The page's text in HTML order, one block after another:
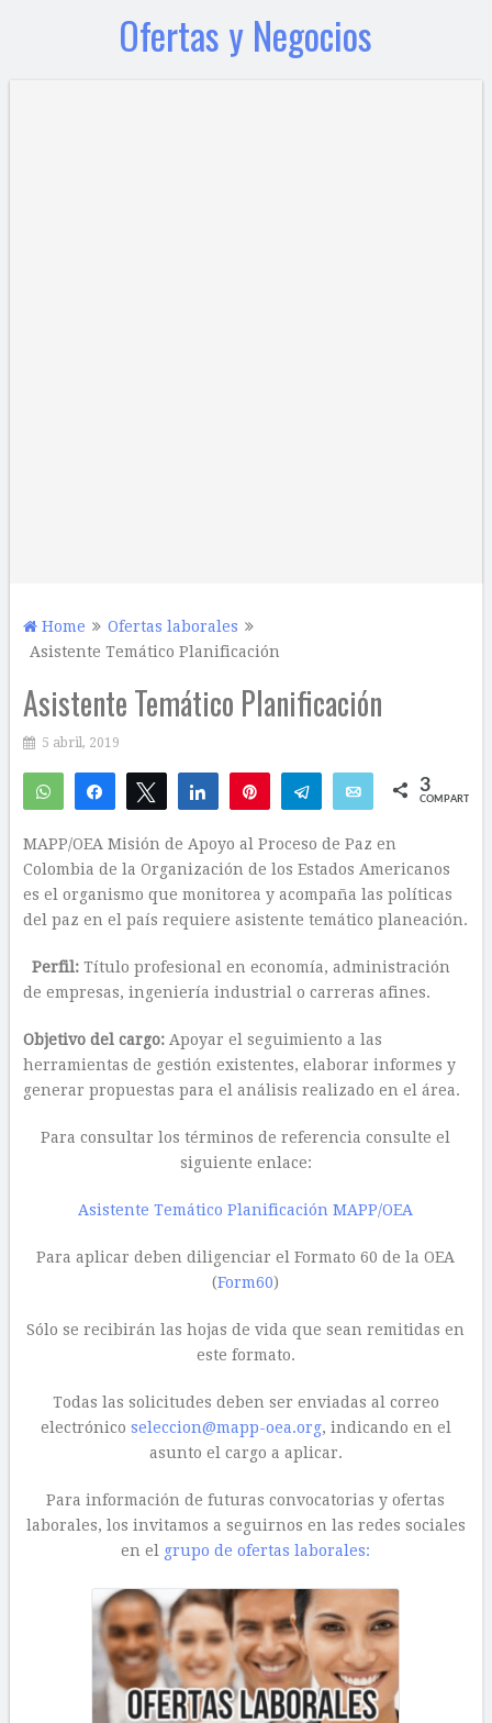
Ofertas y Negocios
Home
Ofertas laborales
Asistente Temático Planificación
Asistente Temático Planificación
5 abril, 2019
WhatsAppCompartirTwittear Compartir Telegram Email 3
COMPARTIR
MAPP/OEA Misión de Apoyo al Proceso de Paz en
Colombia de la Organización de los Estados Americanos
es el organismo que monitorea y acompaña las políticas
del paz en el país requiere asistente temático planeación.
Perfil: Título profesional en economía, administración
de empresas, ingeniería industrial o carreras afines.
Objetivo del cargo: Apoyar el seguimiento a las
herramientas de gestión existentes, elaborar informes y
generar propuestas para el análisis realizado en el área.
Para consultar los términos de referencia consulte el
siguiente enlace:
Asistente Temático Planificación MAPP/OEA
Para aplicar deben diligenciar el Formato 60 de la OEA
(Form60)
Sólo se recibirán las hojas de vida que sean remitidas en
este formato.
Todas las solicitudes deben ser enviadas al correo
electrónico seleccion@mapp-oea.org, indicando en el
asunto el cargo a aplicar.
Para información de futuras convocatorias y ofertas
laborales, los invitamos a seguirnos en las redes sociales
en el grupo de ofertas laborales: